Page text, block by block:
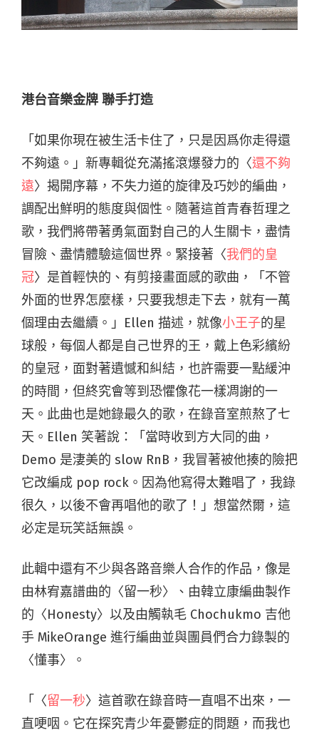
港台音樂金牌 聯手打造
「如果你現在被生活卡住了，只是因爲你走得還
不夠遠。」新專輯從充滿搖滾爆發力的〈還不夠
遠〉揭開序幕，不失力道的旋律及巧妙的編曲，
調配出鮮明的態度與個性。隨著這首青春哲理之
歌，我們將帶著勇氣面對自己的人生關卡，盡情
冒險、盡情體驗這個世界。緊接著〈我們的皇
冠〉是首輕快的、有剪接畫面感的歌曲，「不管
外面的世界怎麼樣，只要我想走下去，就有一萬
個理由去繼續。」Ellen 描述，就像小王子的星
球般，每個人都是自己世界的王，戴上色彩繽紛
的皇冠，面對著遺憾和糾結，也許需要一點緩沖
的時間，但終究會等到恐懼像花一樣凋謝的一
天。此曲也是她錄最久的歌，在錄音室煎熬了七
天。Ellen 笑著說：「當時收到方大同的曲，
Demo 是淒美的 slow RnB，我冒著被他揍的險把
它改編成 pop rock。因為他寫得太難唱了，我錄
很久，以後不會再唱他的歌了！」想當然爾，這
必定是玩笑話無誤。
此輯中還有不少與各路音樂人合作的作品，像是
由林宥嘉譜曲的〈留一秒〉、由韓立康編曲製作
的〈Honesty〉以及由觸執毛 Chochukmo 吉他
手 MikeOrange 進行編曲並與團員們合力錄製的
〈懂事〉。
「〈留一秒〉這首歌在錄音時一直唱不出來，一
直哽咽。它在探究青少年憂鬱症的問題，而我也